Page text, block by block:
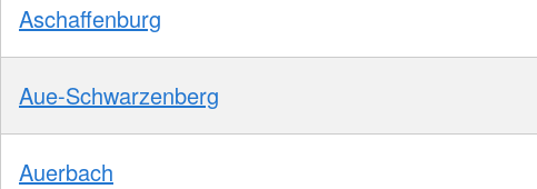
Aschaffenburg
Aue-Schwarzenberg
Auerbach